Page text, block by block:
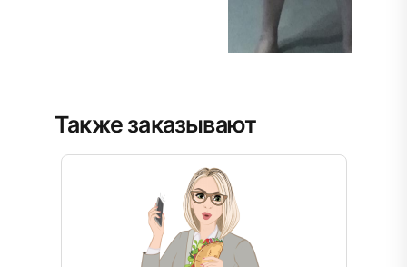
Также заказывают